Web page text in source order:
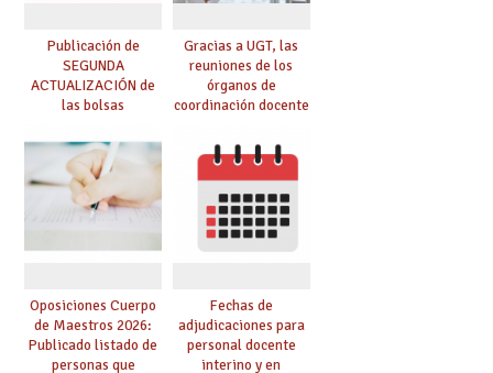
Publicación de
SEGUNDA
ACTUALIZACIÓN de
las bolsas
Cuerpo de Maestros
de especialidades
convocadas a
oposición
Gracias a UGT, las
reuniones de los
órganos de
coordinación docente
de manera
telemática, sin exigir
presencialidad en el
centro
Oposiciones Cuerpo
de Maestros 2026:
Publicado listado de
personas que
Fechas de
adjudicaciones para
personal docente
interino y en